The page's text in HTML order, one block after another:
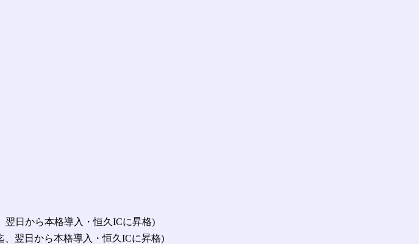
翌日から本格導入・恒久ICに昇格)
、翌日から本格導入・恒久ICに昇格)